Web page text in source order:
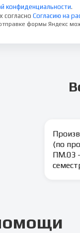
конфиденциальности.
согласно Согласию на
формы Яндекс
(по
ПМ.03